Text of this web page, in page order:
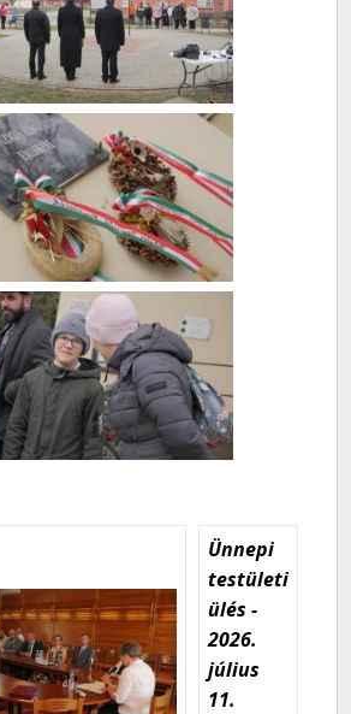
Ünnepi
testületi
ülés -
2026.
július
11.